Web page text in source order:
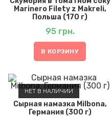
Marinero Filety z Makreli,
Польша (170 г)
95 грн.
В КОРЗИНУ
НЕТ В НАЛИЧИИ
Сырная намазка Milbona,
Германия (300 г)